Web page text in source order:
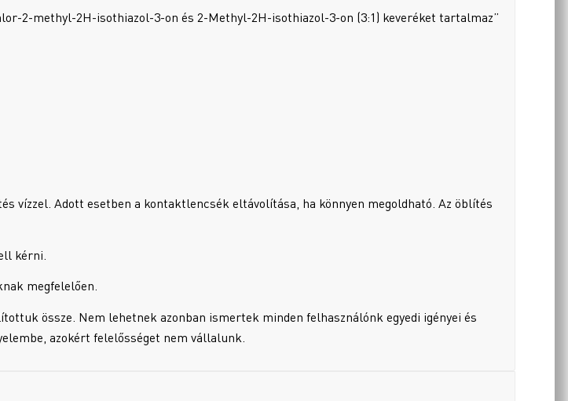
2-methyl-2H-isothiazol-3-on és 2-Methyl-2H-isothiazol-3-on (3:1) keveréket tartalmaz”
vízzel. Adott esetben a kontaktlencsék eltávolítása, ha könnyen megoldható. Az öblítés
kérni.
megfelelően.
össze. Nem lehetnek azonban ismertek minden felhasználónk egyedi igényei és
azokért felelősséget nem vállalunk.